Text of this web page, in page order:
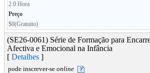
2.0 Hora
Preço
$0(Gratuito)
(SE26-0061) Série de Formação para
Afectiva e Emocional na Infância
[ Detalhes ]
pode inscrever-se online